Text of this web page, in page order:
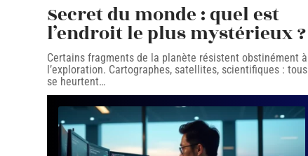
Secret du monde : quel est
l’endroit le plus mystérieux ?
Certains fragments de la planète résistent obstinément à
l’exploration. Cartographes, satellites, scientifiques : tous
se heurtent…